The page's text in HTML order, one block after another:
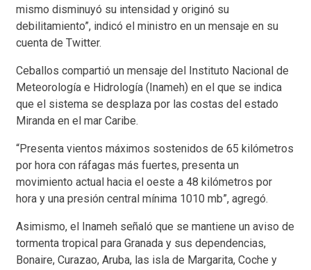
mismo disminuyó su intensidad y originó su
debilitamiento”, indicó el ministro en un mensaje en su
cuenta de Twitter.
Ceballos compartió un mensaje del Instituto Nacional de
Meteorología e Hidrología (Inameh) en el que se indica
que el sistema se desplaza por las costas del estado
Miranda en el mar Caribe.
“Presenta vientos máximos sostenidos de 65 kilómetros
por hora con ráfagas más fuertes, presenta un
movimiento actual hacia el oeste a 48 kilómetros por
hora y una presión central mínima 1010 mb”, agregó.
Asimismo, el Inameh señaló que se mantiene un aviso de
tormenta tropical para Granada y sus dependencias,
Bonaire, Curazao, Aruba, las isla de Margarita, Coche y